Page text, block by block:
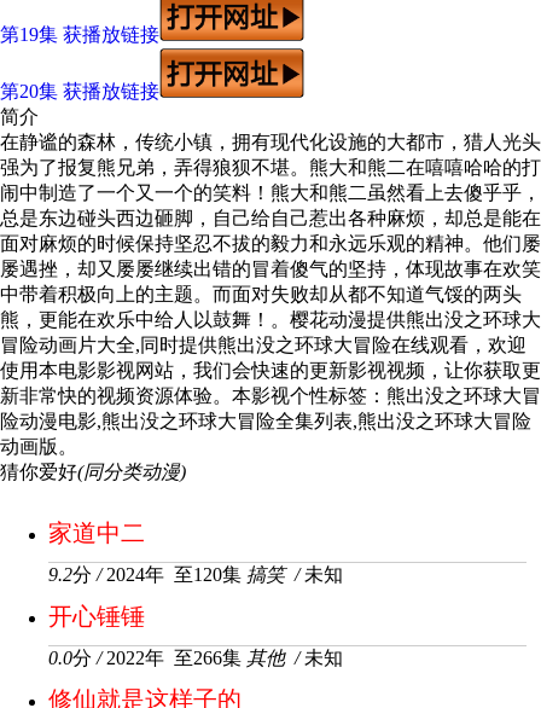
第19集 获播放链接
第20集 获播放链接
简介
在静谧的森林，传统小镇，拥有现代化设施的大都市，猎人光头
强为了报复熊兄弟，弄得狼狈不堪。熊大和熊二在嘻嘻哈哈的打
闹中制造了一个又一个的笑料！熊大和熊二虽然看上去傻乎乎，
总是东边碰头西边砸脚，自己给自己惹出各种麻烦，却总是能在
面对麻烦的时候保持坚忍不拔的毅力和永远乐观的精神。他们屡
屡遇挫，却又屡屡继续出错的冒着傻气的坚持，体现故事在欢笑
中带着积极向上的主题。而面对失败却从都不知道气馁的两头
熊，更能在欢乐中给人以鼓舞！。樱花动漫提供熊出没之环球大
冒险动画片大全,同时提供熊出没之环球大冒险在线观看，欢迎
使用本电影影视网站，我们会快速的更新影视视频，让你获取更
新非常快的视频资源体验。本影视个性标签：熊出没之环球大冒
险动漫电影,熊出没之环球大冒险全集列表,熊出没之环球大冒险
动画版。
猜你爱好(同分类动漫)
家道中二
9.2分 /2024年 至120集 搞笑 /未知
开心锤锤
0.0分 /2022年 至266集 其他 /未知
修仙就是这样子的